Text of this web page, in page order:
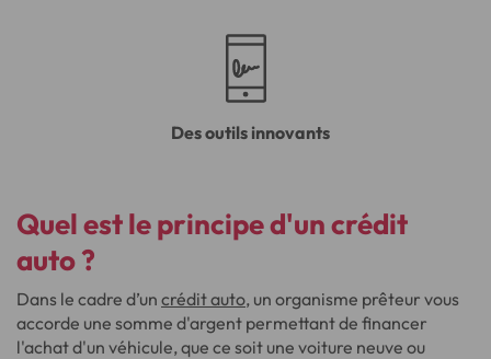
Des outils innovants
Quel est le principe d'un crédit
auto ?
Dans le cadre d’un crédit auto, un organisme prêteur vous
accorde une somme d'argent permettant de financer
l'achat d'un véhicule, que ce soit une voiture neuve ou